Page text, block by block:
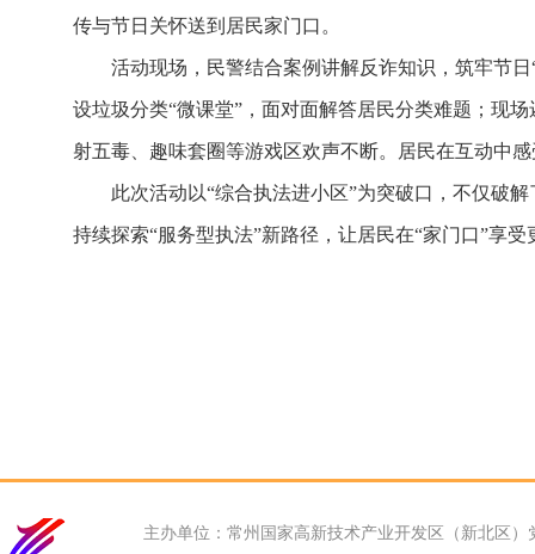
传与节日关怀送到居民家门口。
活动现场，民警结合案例讲解反诈知识，筑牢节
设垃圾分类“微课堂”，面对面解答居民分类难题；现
射五毒、趣味套圈等游戏区欢声不断。居民在互动中
此次活动以“综合执法进小区”为突破口，不仅破
持续探索“服务型执法”新路径，让居民在“家门口”享
主办单位：常州国家高新技术产业开发区（新北区）